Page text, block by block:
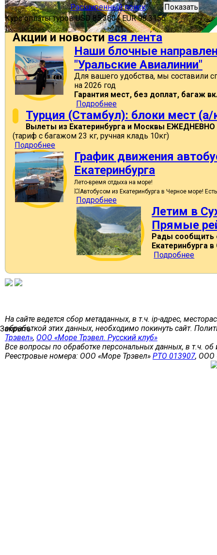
Расширенный поиск
Показать
Курс оплаты туровUSD85.3804 EUR98.3156
Акции и новости вся лента
Наши блочные
"Уральские Авиалинии"
Для вашего удобства, мы составили
на 2026 год
Гарантия мест, без доплат, багаж
Подробнее
Турция (Стамбул): блоки мест (а/
Вылеты из Екатеринбурга и Москвы ЕЖЕДНЕВНО
(тариф с багажом 23 кг, ручная кладь 10кг)
Подробнее
График движения
Екатеринбурга
Лето-время отдыха на море!
💥Автобусом из Екатеринбурга в Черное море!
Подробнее
Летим в
Прямые
Рады сообщить
Екатеринбурга в
Подробнее
На сайте ведется сбор метаданных, в т.ч. ip-адрес,
обработкой этих данных, необходимо покинуть сайт.
Трэвел», ООО «Море Трэвел. Русский клуб»
Все вопросы по обработке персональных данных, в т.ч. об
Реестровые номера: ООО «Море Трэвел» РТО 013907, ООО
Закрыть